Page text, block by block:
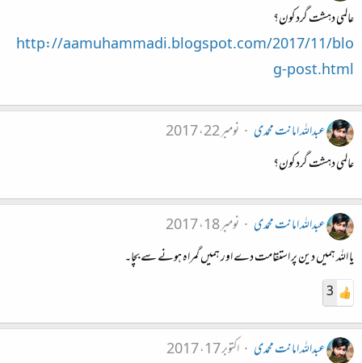
عالمی دہشت گرد کون؟
http://aamuhammadi.blogspot.com/2017/11/blo
g-post.html
عبداللہ امانت محمدی
نومبر 22، 2017
عالمی دہشت گرد کون؟
عبداللہ امانت محمدی
نومبر 18، 2017
یا الله ہمیں دین پر استقامت دے اور ہمیں گمراہ ہونے سے بچا۔
3
عبداللہ امانت محمدی
اکتوبر 17، 2017